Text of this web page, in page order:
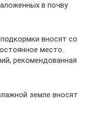
в почву
вносят со
место.
рекомендованная
земле вносят